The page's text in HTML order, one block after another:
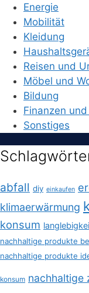
Energie
Mobilität
Kleidung
Reisen und
Möbel und
Bildung
Finanzen
Sonstiges
abfall diy einkaufen
klimaerwärmung
konsum
nachhaltige produkte
nachhaltige produkte
konsum nachhaltige